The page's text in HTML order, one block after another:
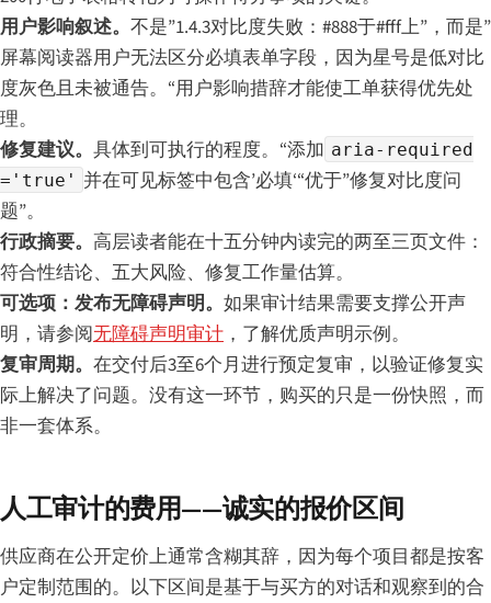
用户影响叙述。 不是”1.4.3对比度失败：#888于#fff上”，而是”
屏幕阅读器用户无法区分必填表单字段，因为星号是低对比
度灰色且未被通告。“用户影响措辞才能使工单获得优先处
理。
修复建议。 具体到可执行的程度。“添加 aria-required
='true' 并在可见标签中包含’必填‘“优于”修复对比度问
题”。
行政摘要。 高层读者能在十五分钟内读完的两至三页文件：
符合性结论、五大风险、修复工作量估算。
可选项：发布无障碍声明。 如果审计结果需要支撑公开声
明，请参阅无障碍声明审计 ，了解优质声明示例。
复审周期。 在交付后3至6个月进行预定复审，以验证修复实
际上解决了问题。没有这一环节，购买的只是一份快照，而
非一套体系。
人工审计的费用——诚实的报价区间
供应商在公开定价上通常含糊其辞，因为每个项目都是按客
户定制范围的。以下区间是基于与买方的对话和观察到的合